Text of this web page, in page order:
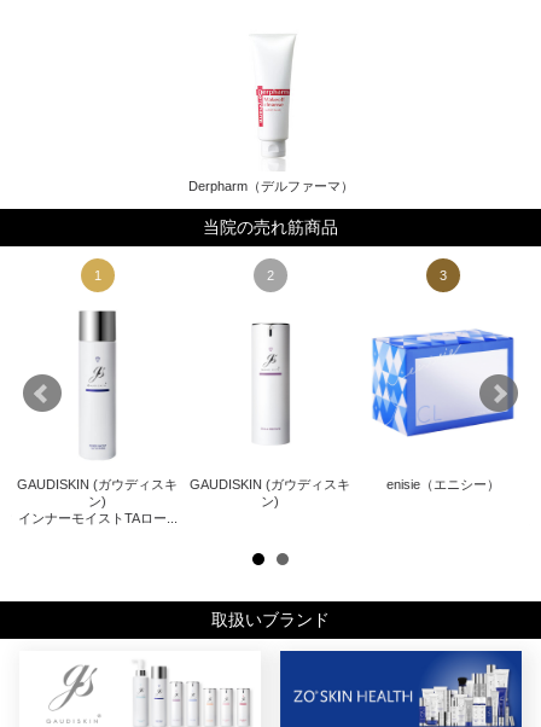
Derpharm（デルファーマ）
当院の売れ筋商品
1
GAUDISKIN (ガウディスキ
ン)
インナーモイストTAロー...
2
GAUDISKIN (ガウディスキ
ン)
3
enisie（エニシー）
取扱いブランド